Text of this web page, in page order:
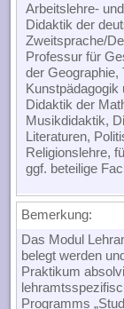
Arbeitslehre-
Didaktik der
Zweitsprache/
Professur für
der Geographie,
Kunstpädagogik
Didaktik der
Musikdidaktik,
Literaturen,
Religionslehre,
ggf. beteilige
Bemerkung:
Das Modul
belegt werden
Praktikum
Programms